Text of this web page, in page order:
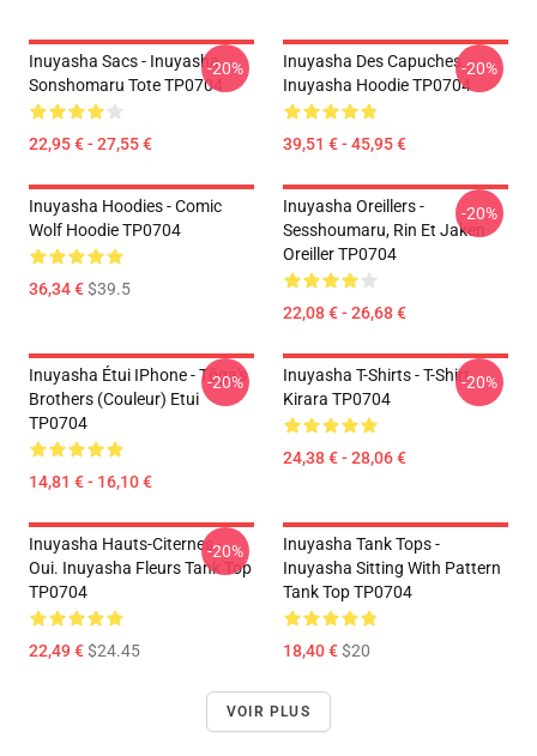
Inuyasha Sacs - Inuyasha
Sonshomaru Tote TP0704
22,95 € - 27,55 €
-20%
Inuyasha Des Capuches...
Inuyasha Hoodie TP0704
39,51 € - 45,95 €
-20%
Inuyasha Hoodies - Comic
Wolf Hoodie TP0704
36,34 €$39.5
Inuyasha Oreillers -
Sesshoumaru, Rin Et Jaken
Oreiller TP0704
22,08 € - 26,68 €
-20%
Inuyasha Étui IPhone - Tōga's
Brothers (couleur) Etui
TP0704
14,81 € - 16,10 €
-20%
Inuyasha T-Shirts - T-Shirt
Kirara TP0704
24,38 € - 28,06 €
-20%
Inuyasha Hauts-Citernes -
Oui. Inuyasha Fleurs Tank Top
TP0704
22,49 €$24.45
-20%
Inuyasha Tank Tops -
Inuyasha Sitting With Pattern
Tank Top TP0704
18,40 €$20
VOIR PLUS